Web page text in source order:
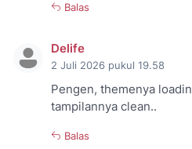
Balas
Delife
2 Juli 2026 pukul 19.58
Pengen, themenya
tampilannya clean..
Balas